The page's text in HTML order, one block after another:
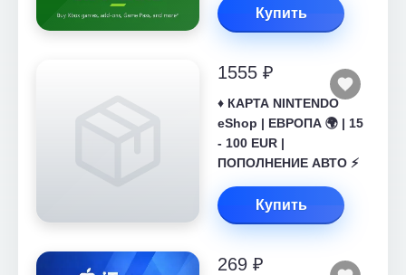
Купить
1555 ₽
♦️ КАРТА NINTENDO
eShop | ЕВРОПА 🌍 | 15
- 100 EUR |
ПОПОЛНЕНИЕ АВТО ⚡
Купить
269 ₽